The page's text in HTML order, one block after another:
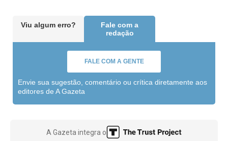
Viu algum erro?
Fale com a
redação
FALE COM A GENTE
Envie sua sugestão, comentário ou crítica diretamente aos
editores de A Gazeta
A Gazeta integra o